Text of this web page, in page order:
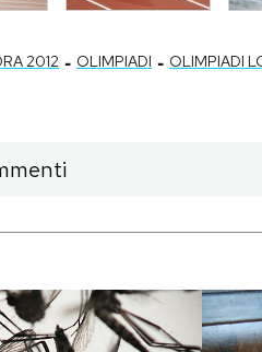
2012 - OLIMPIADI - OLIMPIADI